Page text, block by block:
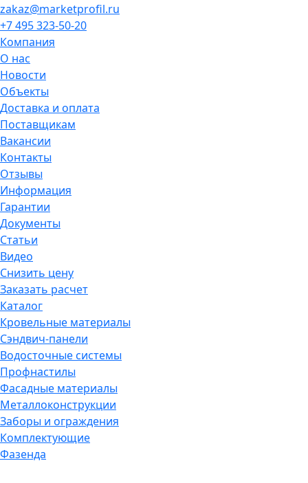
zakaz@marketprofil.ru
+7 495 323-50-20
Компания
О нас
Новости
Объекты
Доставка и оплата
Поставщикам
Вакансии
Контакты
Отзывы
Информация
Гарантии
Документы
Статьи
Видео
Снизить цену
Заказать расчет
Каталог
Кровельные материалы
Сэндвич-панели
Водосточные системы
Профнастилы
Фасадные материалы
Металлоконструкции
Заборы и ограждения
Комплектующие
Фазенда